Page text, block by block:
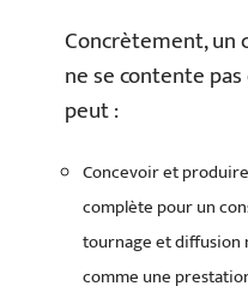
Concrètement, un
ne se contente
peut :
Concevoir et
complète pour un
tournage et diffusion
comme une